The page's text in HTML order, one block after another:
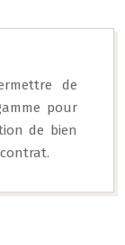
de
pour
de bien